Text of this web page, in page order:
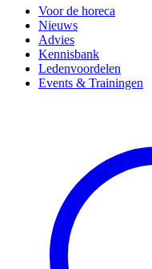
Voor de horeca
Nieuws
Advies
Kennisbank
Ledenvoordelen
Events & Trainingen